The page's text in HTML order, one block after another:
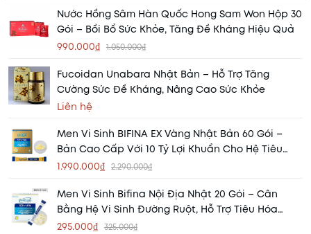
Nước Hồng Sâm Hàn Quốc Hong Sam Won Hộp 30
Gói – Bồi Bổ Sức Khỏe, Tăng Đề Kháng Hiệu Quả
990.000₫ 1.050.000₫
Fucoidan Unabara Nhật Bản – Hỗ Trợ Tăng
Cường Sức Đề Kháng, Nâng Cao Sức Khỏe
Liên hệ
Men Vi Sinh BIFINA EX Vàng Nhật Bản 60 Gói –
Bản Cao Cấp Với 10 Tỷ Lợi Khuẩn Cho Hệ Tiêu
Hóa Khỏe Mạnh
1.990.000₫ 2.290.000₫
Men Vi Sinh Bifina Nội Địa Nhật 20 Gói – Cân
Bằng Hệ Vi Sinh Đường Ruột, Hỗ Trợ Tiêu Hóa
Khỏe Mạnh
295.000₫ 325.000₫